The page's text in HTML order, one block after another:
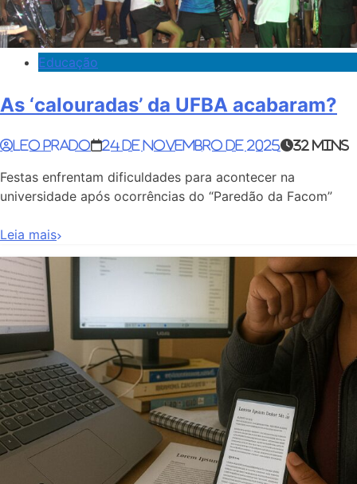
Educação
As ‘calouradas’ da UFBA acabaram?
Leo Prado 24 de novembro de 2025 32 mins
Festas enfrentam dificuldades para acontecer na
universidade após ocorrências do “Paredão da Facom”
Leia mais